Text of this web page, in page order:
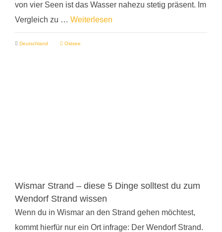
von vier Seen ist das Wasser nahezu stetig präsent. Im
Vergleich zu … Weiterlesen
Deutschland Ostsee
Wismar Strand – diese 5 Dinge solltest du zum
Wendorf Strand wissen
Wenn du in Wismar an den Strand gehen möchtest,
kommt hierfür nur ein Ort infrage: Der Wendorf Strand.